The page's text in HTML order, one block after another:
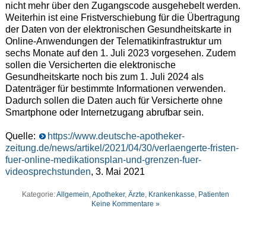
nicht mehr über den Zugangscode ausgehebelt werden.
Weiterhin ist eine Fristverschiebung für die Übertragung
der Daten von der elektronischen Gesundheitskarte in
Online-Anwendungen der Telematikinfrastruktur um
sechs Monate auf den 1. Juli 2023 vorgesehen. Zudem
sollen die Versicherten die elektronische
Gesundheitskarte noch bis zum 1. Juli 2024 als
Datenträger für bestimmte Informationen verwenden.
Dadurch sollen die Daten auch für Versicherte ohne
Smartphone oder Internetzugang abrufbar sein.
Quelle:
https://www.deutsche-apotheker-
zeitung.de/news/artikel/2021/04/30/verlaengerte-fristen-
fuer-online-medikationsplan-und-grenzen-fuer-
videosprechstunden, 3. Mai 2021
Kategorie:Allgemein,Apotheker,Ärzte, Krankenkasse, Patienten
Keine Kommentare »